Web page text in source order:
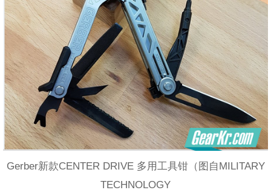
Gerber新款CENTER DRIVE 多用工具钳（图自MILITARY
TECHNOLOGY